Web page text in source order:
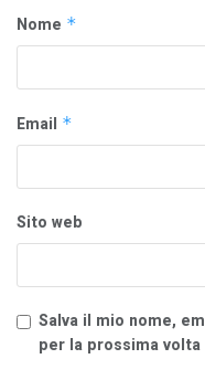
Nome *
Email *
Sito web
Salva il mio nome,
per la prossima